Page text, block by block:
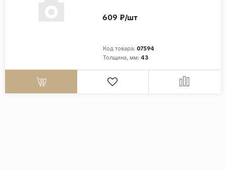
Код товара: 07594
Толщина, мм: 43
609 ₽/шт